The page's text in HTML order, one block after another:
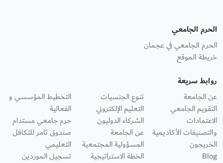
الحرم الجامعي
الحرم الجامعي في عجمان
خريطة الموقع
روابط سريعة
عن الجامعة
التقويم الجامعي
الاعتمادات
والتصنيفات الأكاديمية
الخريجون
Blog
تنوع الجنسيات
التعليم الإلكتروني
الشركاء الدوليون
عن الجامعة
المسؤولية المجتمعية
الخطة الاستراتيجية
التخطيط المؤسسي و
الفعالية
حرم جامعي مستدام
صندوق ثامر للتكافل
التعليمي
تسجيل الموردين